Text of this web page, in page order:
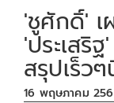
'ชูศักดิ์' เ
'ประเสริ
สรุปเร็ว
16 พฤษภาคม